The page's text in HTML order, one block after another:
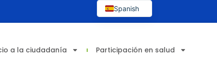
a la ciudadanía Participación en salud
Spanish
English